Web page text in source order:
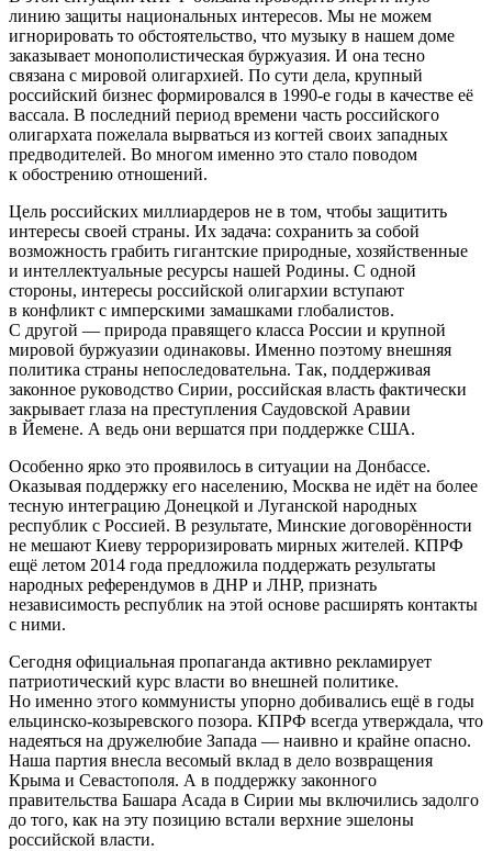
линию защиты национальных интересов. Мы не можем
игнорировать то обстоятельство, что музыку в нашем доме
заказывает монополистическая буржуазия. И она тесно
связана с мировой олигархией. По сути дела, крупный
российский бизнес формировался в 1990-е годы в качестве её
вассала. В последний период времени часть российского
олигархата пожелала вырваться из когтей своих западных
предводителей. Во многом именно это стало поводом
к обострению отношений.
Цель российских миллиардеров не в том, чтобы защитить
интересы своей страны. Их задача: сохранить за собой
возможность грабить гигантские природные, хозяйственные
и интеллектуальные ресурсы нашей Родины. С одной
стороны, интересы российской олигархии вступают
в конфликт с имперскими замашками глобалистов.
С другой — природа правящего класса России и крупной
мировой буржуазии одинаковы. Именно поэтому внешняя
политика страны непоследовательна. Так, поддерживая
законное руководство Сирии, российская власть фактически
закрывает глаза на преступления Саудовской Аравии
в Йемене. А ведь они вершатся при поддержке США.
Особенно ярко это проявилось в ситуации на Донбассе.
Оказывая поддержку его населению, Москва не идёт на более
тесную интеграцию Донецкой и Луганской народных
республик с Россией. В результате, Минские договорённости
не мешают Киеву терроризировать мирных жителей. КПРФ
ещё летом 2014 года предложила поддержать результаты
народных референдумов в ДНР и ЛНР, признать
независимость республик на этой основе расширять контакты
с ними.
Сегодня официальная пропаганда активно рекламирует
патриотический курс власти во внешней политике.
Но именно этого коммунисты упорно добивались ещё в годы
ельцинско-козыревского позора. КПРФ всегда утверждала, что
надеяться на дружелюбие Запада — наивно и крайне опасно.
Наша партия внесла весомый вклад в дело возвращения
Крыма и Севастополя. А в поддержку законного
правительства Башара Асада в Сирии мы включились задолго
до того, как на эту позицию встали верхние эшелоны
российской власти.